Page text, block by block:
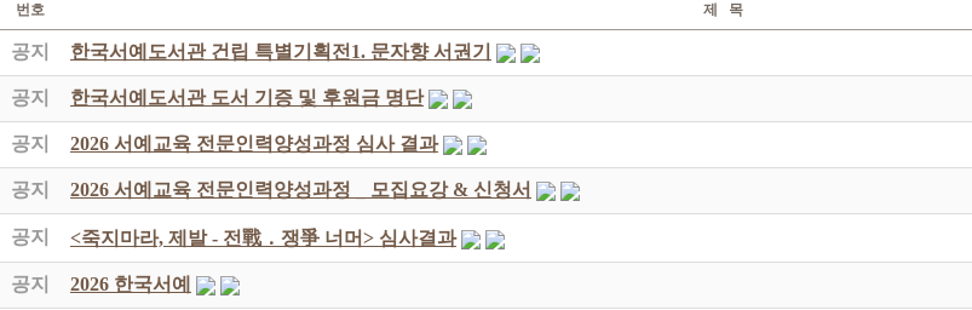
번호 제 목
공지 한국서예도서관 건립 특별기획전1. 문자향 서권기
공지 한국서예도서관 도서 기증 및 후원금 명단
공지 2026 서예교육 전문인력양성과정 심사 결과
공지 2026 서예교육 전문인력양성과정 _ 모집요강 & 신청서
공지 <죽지마라, 제발 - 전戰 ․ 쟁爭 너머> 심사결과
공지 2026 한국서예